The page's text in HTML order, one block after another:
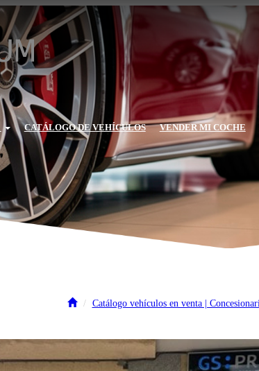
CATÁLOGO DE VEHÍCULOS VENDER MI COCHE
Catálogo vehículos en venta |